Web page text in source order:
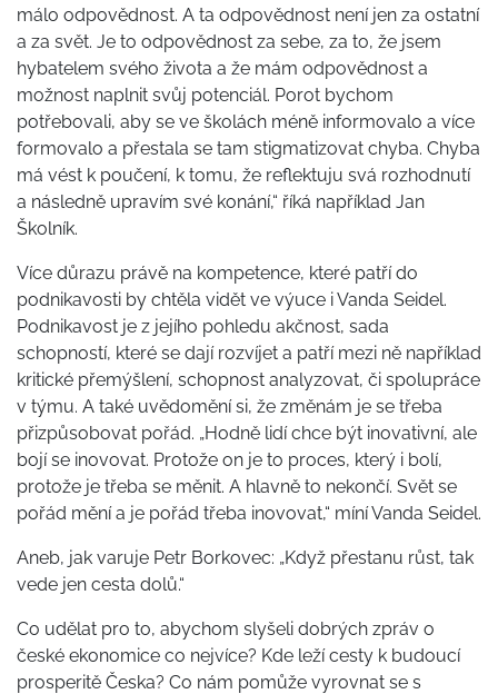
málo odpovědnost. A ta odpovědnost není jen za ostatní
a za svět. Je to odpovědnost za sebe, za to, že jsem
hybatelem svého života a že mám odpovědnost a
možnost naplnit svůj potenciál. Porot bychom
potřebovali, aby se ve školách méně informovalo a více
formovalo a přestala se tam stigmatizovat chyba. Chyba
má vést k poučení, k tomu, že reflektuju svá rozhodnutí
a následně upravím své konání,“ říká například Jan
Školník.
Více důrazu právě na kompetence, které patří do
podnikavosti by chtěla vidět ve výuce i Vanda Seidel.
Podnikavost je z jejího pohledu akčnost, sada
schopností, které se dají rozvíjet a patří mezi ně například
kritické přemýšlení, schopnost analyzovat, či spolupráce
v týmu. A také uvědomění si, že změnám je se třeba
přizpůsobovat pořád. „Hodně lidí chce být inovativní, ale
bojí se inovovat. Protože on je to proces, který i bolí,
protože je třeba se měnit. A hlavně to nekončí. Svět se
pořád mění a je pořád třeba inovovat,“ míní Vanda Seidel.
Aneb, jak varuje Petr Borkovec: „Když přestanu růst, tak
vede jen cesta dolů.“
Co udělat pro to, abychom slyšeli dobrých zpráv o
české ekonomice co nejvíce? Kde leží cesty k budoucí
prosperitě Česka? Co nám pomůže vyrovnat se s